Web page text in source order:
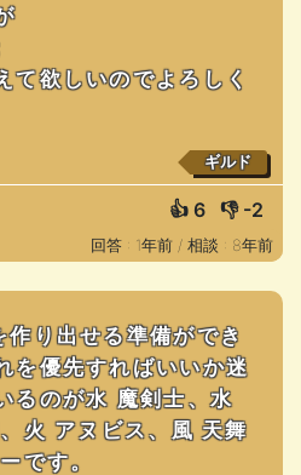
て欲しいのでよろしく
ギルド
👍 6 👎 -2
回答 : 1年前 / 相談 : 8年前
り出せる準備ができ
を優先すればいいか迷
るのが水 魔剣士、水
火 アヌビス、風 天舞
です。